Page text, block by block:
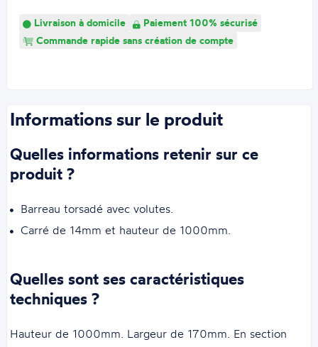
Livraison à domicile
Paiement 100% sécurisé
Commande rapide sans création de compte
Informations sur le produit
Quelles informations retenir sur ce
produit ?
Barreau torsadé avec volutes.
Carré de 14mm et hauteur de 1000mm.
Quelles sont ses caractéristiques
techniques ?
Hauteur de 1000mm. Largeur de 170mm. En section